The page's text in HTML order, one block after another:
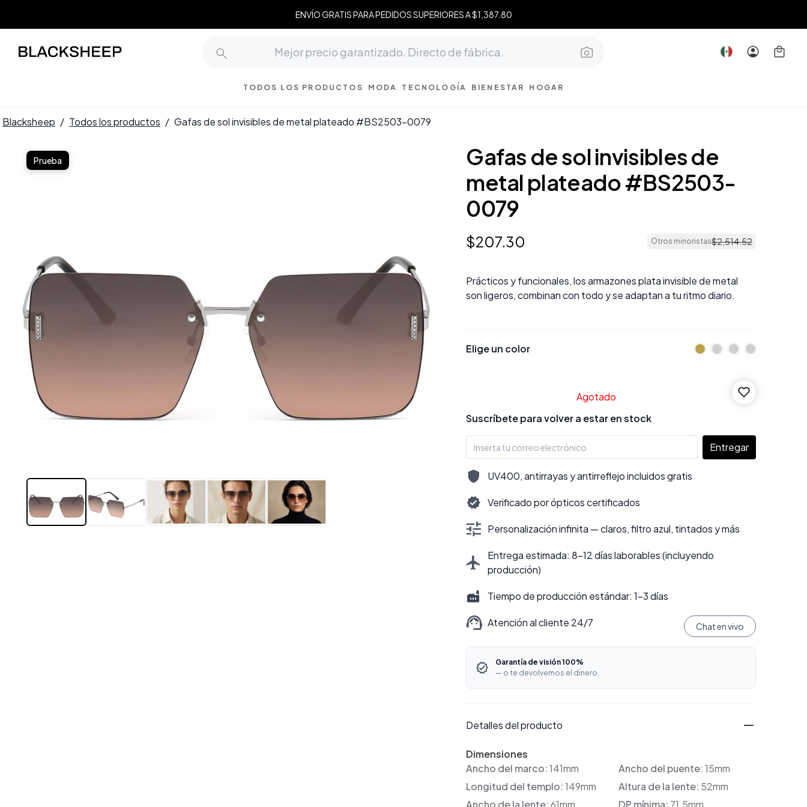
ENVÍO GRATIS PARA PEDIDOS SUPERIORES A $1,387.80
TODOS LOS PRODUCTOS MODA TECNOLOGÍA BIENESTAR HOGAR
Blacksheep / Todos los productos / Gafas de sol invisibles de metal plateado #BS2503-0079
Prueba
Gafas de sol invisibles de
metal plateado #BS2503-
0079
$207.30 Otros minoristas$2,514.52
Prácticos y funcionales, los armazones plata invisible de metal
son ligeros, combinan con todo y se adaptan a tu ritmo diario.
Elige un color
Agotado
Suscríbete para volver a estar en stock
Entregar
UV400, antirrayas y antirreflejo incluidos gratis
Verificado por ópticos certificados
Personalización infinita — claros, filtro azul, tintados y más
Entrega estimada: 8–12 días laborables (incluyendo
producción)
Tiempo de producción estándar: 1–3 días
Atención al cliente 24/7 Chat en vivo
Garantía de visión 100%
— o te devolvemos el dinero.
Detalles del producto
Dimensiones
Ancho del marco:141mm Ancho del puente:15mm
Longitud del templo:149mm Altura de la lente: 52mm
Ancho de la lente:61mm DP mínima: 71.5mm